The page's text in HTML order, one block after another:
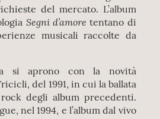
del mercato. L’album
Segni d’amore tentano di
musicali raccolte da
si aprono con la novità
del 1991, in cui la ballata
degli album precedenti.
nel 1994, e l’album dal vivo